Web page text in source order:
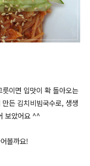
이면 입맛이 확 돌아오는
든 김치비빔국수로, 생생
보았어요 ^^
볼까요!